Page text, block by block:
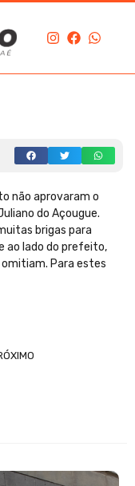
não aprovaram o
do Açougue.
brigas para
ao lado do prefeito,
Para estes